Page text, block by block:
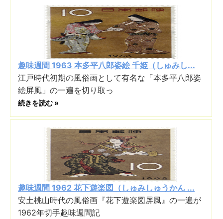
趣味週間 1963 本多平八郎姿絵 千姫（しゅみし...
江戸時代初期の風俗画として有名な「本多平八郎姿
絵屏風」の一遍を切り取っ
続きを読む »
趣味週間 1962 花下遊楽図（しゅみしゅうかん ...
安土桃山時代の風俗画『花下遊楽図屏風』の一遍が
1962年切手趣味週間記